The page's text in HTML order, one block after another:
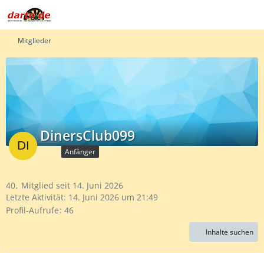
Mitglieder
DinersClub099
Anfänger
40 Mitglied seit 14. Juni 2026
Letzte Aktivität: 14. Juni 2026 um 21:49
Profil-Aufrufe 46
Inhalte suchen